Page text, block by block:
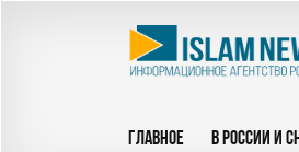
ГЛАВНОЕ В РОССИИ И